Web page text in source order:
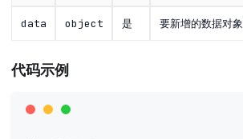
data object 是 要新增的数据对象
代码示例